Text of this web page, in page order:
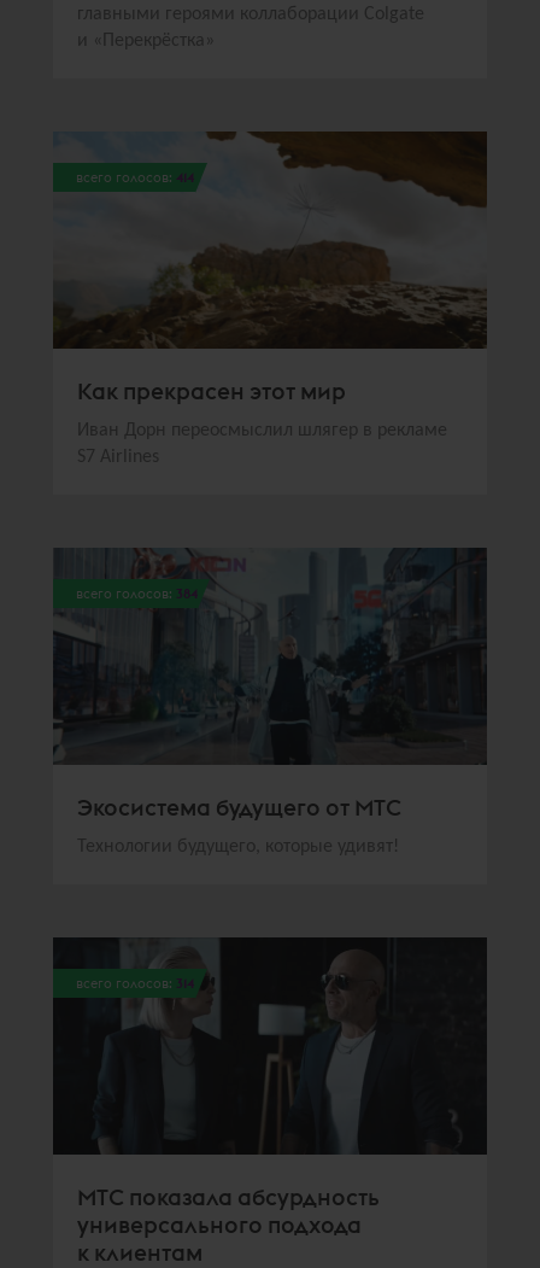
главными героями коллаборации Colgate
и «Перекрёстка»
всего голосов: 414
Как прекрасен этот мир
Иван Дорн переосмыслил шлягер в рекламе
S7 Airlines
всего голосов: 384
Экосистема будущего от МТС
Технологии будущего, которые удивят!
всего голосов: 314
МТС показала абсурдность
универсального подхода
к клиентам